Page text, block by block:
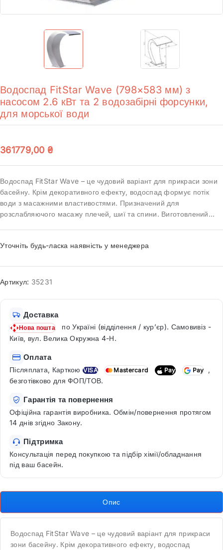
Водоспад FitStar Wave (798×583 мм) з
насосом 2.6 кВт та 2 водозабірні форсунки,
для морської води
361779,00 ₴
Водоспад FitStar Wave – це чудовий варіант для прикраси зони
басейну. Крім декоративного ефекту, водоспад формує потік
води з масажними властивостями. Призначений для
розслабляючого масажу плечей, шиї та спини. Виготовлений…
Уточніть будь-ласка наявність у менеджера
Артикул: 35231
Доставка
Нова пошта
по Україні (відділення / кур’єр). Самовивіз -
Київ, вул. Велика Окружна 4-Н.
Оплата
Післяплата, Карткою VISA Mastercard Pay Pay
,
безготівково для ФОП/ТОВ.
Гарантія та повернення
Офіційна гарантія виробника. Обмін/повернення протягом
14 днів згідно Закону.
Підтримка
Консультація перед покупкою та підбір хімії/обладнання
під ваш басейн.
Опис
Водоспад FitStar Wave – це чудовий варіант для прикраси
зони басейну. Крім декоративного ефекту, водоспад